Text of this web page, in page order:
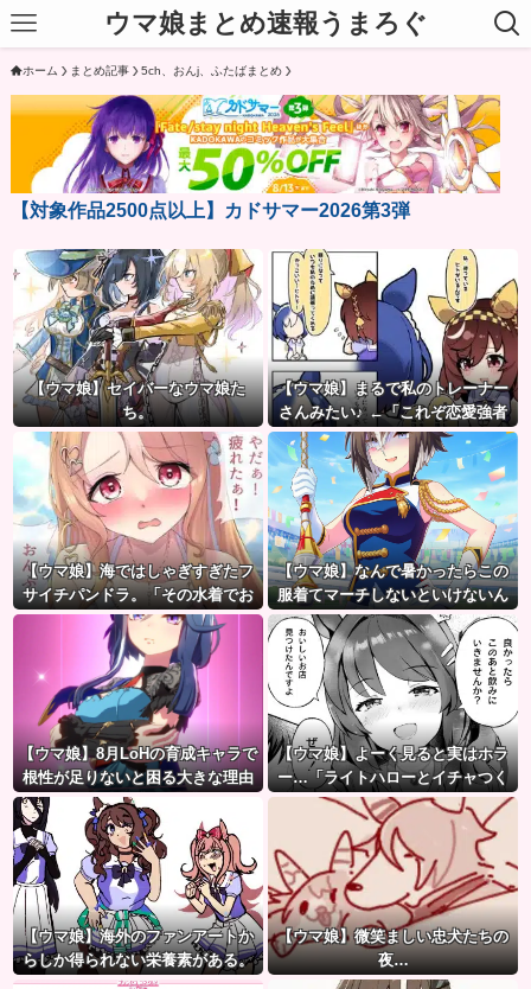
ウマ娘まとめ速報うまろぐ
ホーム まとめ記事 5ch、おんj、ふたばまとめ
【対象作品2500点以上】カドサマー2026第3弾
【ウマ娘】セイバーなウマ娘た
ち。
【ウマ娘】まるで私のトレーナー
さんみたい♪ ←「これぞ恋愛強者
スペ一族…」
【ウマ娘】海ではしゃぎすぎたフ
サイチパンドラ。「その水着でお
んぶはマズイ…」
【ウマ娘】なんで暑かったらこの
服着てマーチしないといけないん
だよぉ…
【ウマ娘】8月LoHの育成キャラで
根性が足りないと困る大きな理由
がこちら。←「不調を考慮すると1
021必要」
【ウマ娘】よーく見ると実はホラ
ー…「ライトハローとイチャつく
スティルトレ漫画」
【ウマ娘】海外のファンアートか
らしか得られない栄養素がある。
←「おデジ以外味付けが濃い
【ウマ娘】微笑ましい忠犬たちの
夜…